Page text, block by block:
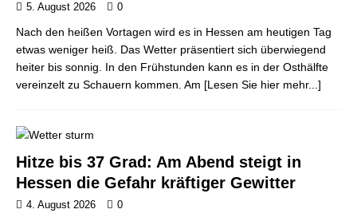
5. August 2026 0
Nach den heißen Vortagen wird es in Hessen am heutigen Tag
etwas weniger heiß. Das Wetter präsentiert sich überwiegend
heiter bis sonnig. In den Frühstunden kann es in der Osthälfte
vereinzelt zu Schauern kommen. Am [Lesen Sie hier mehr...]
Hitze bis 37 Grad: Am Abend steigt in
Hessen die Gefahr kräftiger Gewitter
4. August 2026 0